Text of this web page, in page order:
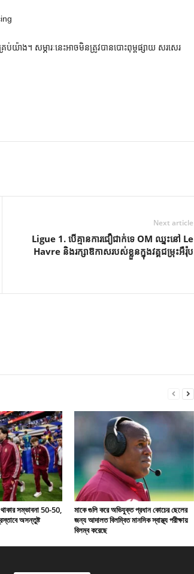
យ៉ាង។ សម្ភារៈនេះអាចមិនត្រូវបានបោះពុម្ពផ្សាយ សរសេរ
Next article
Ligue 1. បើគ្មានការជឿជាក់ទេ OM ឈ្នះនៅ Le
Havre និងរក្សាឱកាសរបស់ខ្លួនក្នុងវគ្គជម្រុះអឺរ៉ុប
থাকার সম্ভাবনা 50-50,
অসন্তুষ্ট
মাকে গুলি করে অভিযুক্ত প্রধান কোচের ছেলের
জন্য আদালত বিলম্বিত মানসিক স্বাস্থ্য পরীক্ষায়
বিলম্ব করেছে